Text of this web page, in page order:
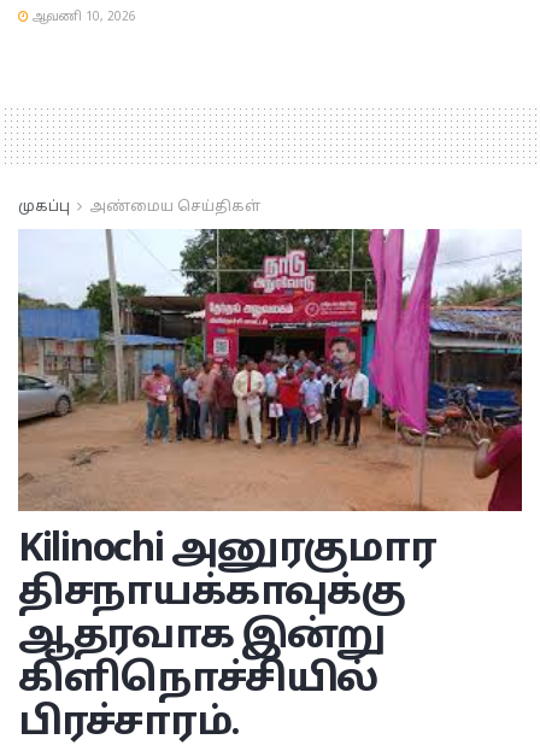
ஆவணி 10, 2026
முகப்பு அண்மைய செய்திகள்
Kilinochi அனுரகுமார
திசநாயக்காவுக்கு
ஆதரவாக இன்று
கிளிநொச்சியில்
பிரச்சாரம்.